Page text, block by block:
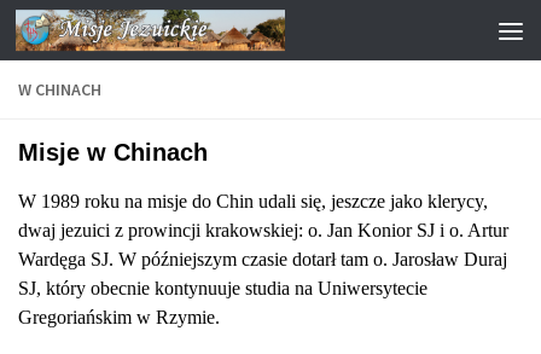
Przejdź do treści
W CHINACH
Misje w Chinach
W 1989 roku na misje do Chin udali się, jeszcze jako klerycy,
dwaj jezuici z prowincji krakowskiej: o. Jan Konior SJ i o. Artur
Wardęga SJ. W późniejszym czasie dotarł tam o. Jarosław Duraj
SJ, który obecnie kontynuuje studia na Uniwersytecie
Gregoriańskim w Rzymie.